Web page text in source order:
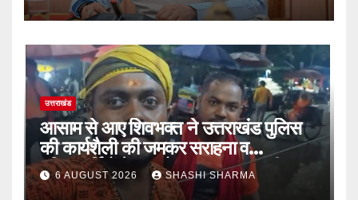
उत्तराखंड
आसाम से आए शिवभक्त ने उत्तराखंड पुलिस
की कार्यशैली की जमकर सराहना व
पुलिसकर्मियों के सहयोगात्मक व्यवहार की
खुलकर प्रशंसा
6 AUGUST 2026 SHASHI SHARMA